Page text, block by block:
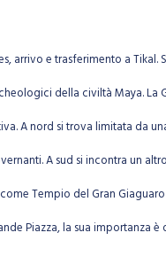
e trasferimento a Tikal.
della civiltà Maya. La
A nord si trova limitata da
A sud si incontra un
Tempio del Gran
Piazza, la sua importanza